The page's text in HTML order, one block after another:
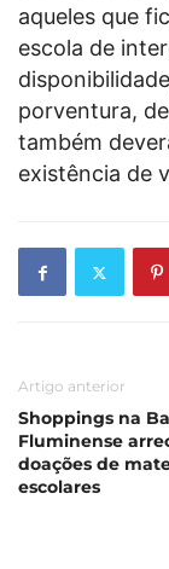
aqueles que
escola de
porventura,
também
existência de
Artigo anterior
Shoppings na
Fluminense
doações de
escolares